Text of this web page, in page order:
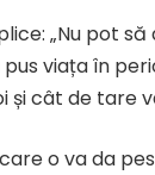
„Nu pot
viața în
și cât de tare
o va da